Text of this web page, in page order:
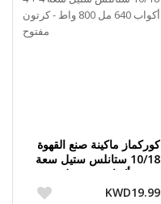
كوركماز ماكينة صنع القهوة
10/18 ستانلس ستيل سعة
واط - كرتون مفتوح
KWD19.99